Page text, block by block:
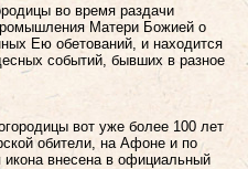
во время раздачи
Матери Божией о
Ею обетований, и находится
событий, бывших в разное
вот уже более 100 лет
обители, на Афоне и по
внесена в официальный